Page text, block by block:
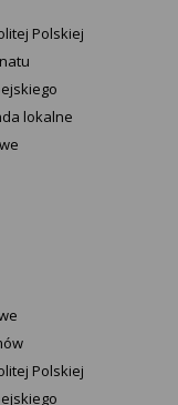
Polskiej
lokalne
Polskiej